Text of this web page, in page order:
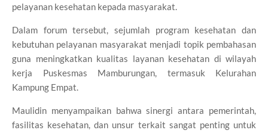
pelayanan kesehatan kepada masyarakat.
Dalam forum tersebut, sejumlah program kesehatan dan
kebutuhan pelayanan masyarakat menjadi topik pembahasan
guna meningkatkan kualitas layanan kesehatan di wilayah
kerja Puskesmas Mamburungan, termasuk Kelurahan
Kampung Empat.
Maulidin menyampaikan bahwa sinergi antara pemerintah,
fasilitas kesehatan, dan unsur terkait sangat penting untuk